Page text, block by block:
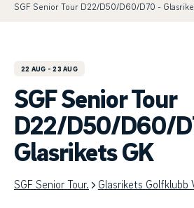
SGF Senior Tour D22/D50/D60/D70 -
22 AUG - 23 AUG
SGF Senior Tour
D22/D50/D60/
Glasrikets GK
SGF Senior Tour. Glasrikets Golfklubb